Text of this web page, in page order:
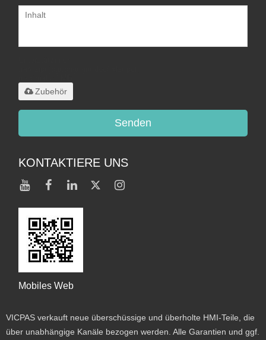
Zubehör
Senden
KONTAKTIERE UNS
Mobiles Web
VICPAS verkauft neue überschüssige und überholte HMI-Teile, die
über unabhängige Kanäle bezogen werden. Alle Garantien und ggf.